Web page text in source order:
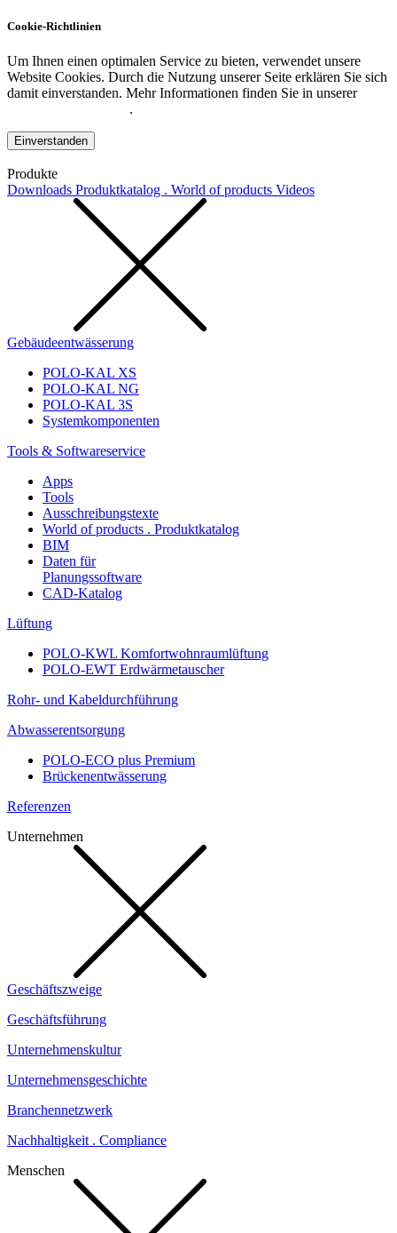
Cookie-Richtlinien
Um Ihnen einen optimalen Service zu bieten, verwendet unsere
Website Cookies. Durch die Nutzung unserer Seite erklären Sie sich
damit einverstanden. Mehr Informationen finden Sie in unserer
.
Einverstanden
Produkte
Downloads Produktkatalog . World of products Videos
Gebäudeentwässerung
POLO-KAL XS
POLO-KAL NG
POLO-KAL 3S
Systemkomponenten
Tools & Softwareservice
Apps
Tools
Ausschreibungstexte
World of products . Produktkatalog
BIM
Daten für
Planungssoftware
CAD-Katalog
Lüftung
POLO-KWL Komfortwohnraumlüftung
POLO-EWT Erdwärmetauscher
Rohr- und Kabeldurchführung
Abwasserentsorgung
POLO-ECO plus Premium
Brückenentwässerung
Referenzen
Unternehmen
Geschäftszweige
Geschäftsführung
Unternehmenskultur
Unternehmensgeschichte
Branchennetzwerk
Nachhaltigkeit . Compliance
Menschen